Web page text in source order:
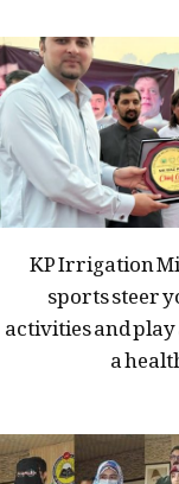
KP Irrigation
sports steer
activities and
a